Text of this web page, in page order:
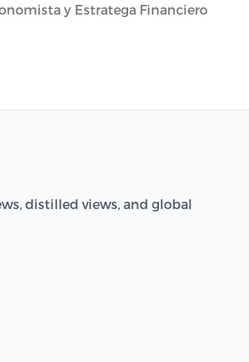
y Estratega Financiero
distilled views, and global